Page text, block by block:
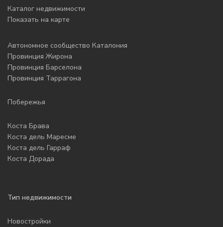
Каталог недвижимости
Показать на карте
Автономное сообщество Каталония
Провинция Жирона
Провинция Барселона
Провинция Таррагона
Побережья
Коста Брава
Коста дель Маресме
Коста дель Гарраф
Коста Дорада
Тип недвижимости
Новостройки